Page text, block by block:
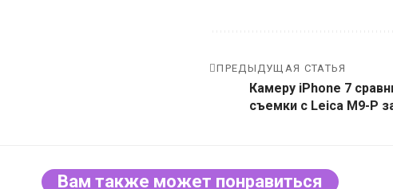
ПРЕДЫДУЩАЯ СТАТЬЯ
Камеру iPhone 7
съемки с Leica M9-P
Вам также может понравиться